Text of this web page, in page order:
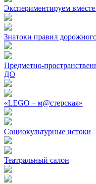
Экспериментируем
Знатоки правил
Предметно-
ДО
«LEGO – м@стерская»
Социокультурные истоки
Театральный салон